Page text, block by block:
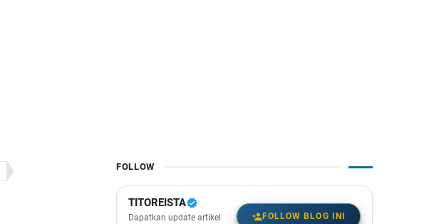
FOLLOW
TITOREISTA
Dapatkan update artikel
FOLLOW BLOG INI